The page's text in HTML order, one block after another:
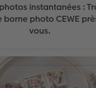
instantanées :
borne photo CEWE
vous.